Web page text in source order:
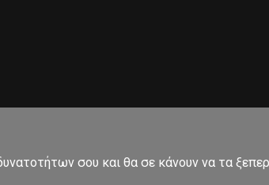
σου και θα σε κάνουν να τα